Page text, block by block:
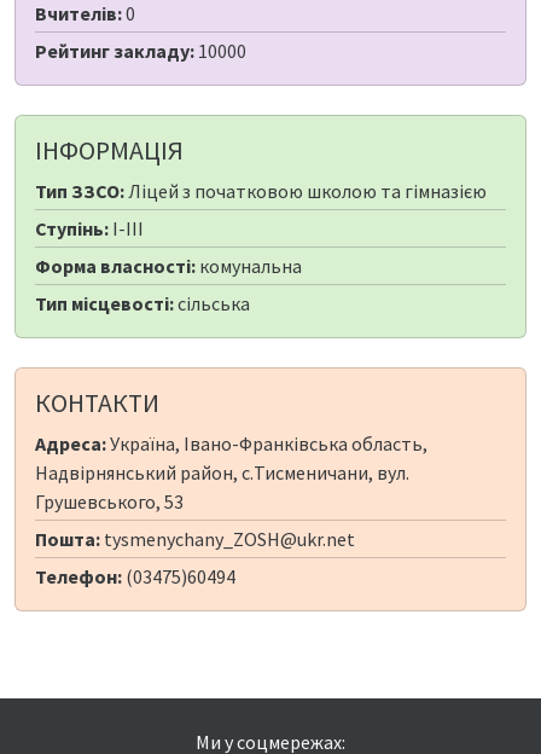
Вчителів:0
Рейтинг закладу: 10000
ІНФОРМАЦІЯ
Тип ЗЗСО:Ліцей з початковою школою та гімназією
Ступінь: I-III
Форма власності: комунальна
Тип місцевості:сільська
КОНТАКТИ
Адреса:Україна, Івано-Франківська область,
Надвірнянський район, с.Тисменичани, вул.
Грушевського, 53
Пошта: tysmenychany_ZOSH@ukr.net
Телефон: (03475)60494
Ми у соцмережах: